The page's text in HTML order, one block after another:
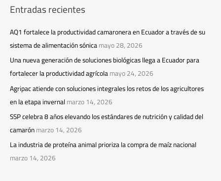
Entradas recientes
AQ1 fortalece la productividad camaronera en Ecuador a través de su
sistema de alimentación sónicamayo 28, 2026
Una nueva generación de soluciones biológicas llega a Ecuador para
fortalecer la productividad agrícolamayo 24, 2026
Agripac atiende con soluciones integrales los retos de los agricultores
en la etapa invernalmarzo 14, 2026
SSP celebra 8 años elevando los estándares de nutrición y calidad del
camarónmarzo 14, 2026
La industria de proteína animal prioriza la compra de maíz nacional
marzo 14, 2026